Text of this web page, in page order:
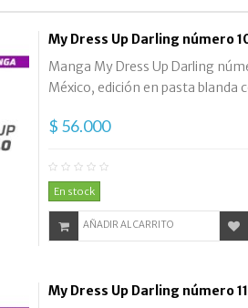
My Dress Up Darling número
Manga My Dress Up Darling
México, edición en pasta blanda
$ 56.000
En stock
AÑADIR AL CARRITO
My Dress Up Darling número 11